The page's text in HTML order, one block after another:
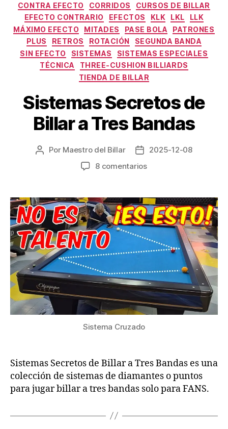
CONTRA EFECTO
CORRIDOS
CURSOS DE BILLAR
EFECTO CONTRARIO
EFECTOS KLK LKL
LLK
MÁXIMO EFECTO
MITADES PASE BOLA
PATRONES
PLUS
RETROS ROTACIÓN
SEGUNDA BANDA
SIN EFECTO
SISTEMAS
SISTEMAS ESPECIALES
TÉCNICA
THREE-CUSHION BILLIARDS
TIENDA DE BILLAR
Sistemas Secretos de
Billar a Tres Bandas
Autor
Por Maestro del Billar
Fecha2025-12-08
8 comentariosen
de
Billar
a
Bandas
Sistema Cruzado
Sistemas Secretos de Billar a Tres Bandas es una
colección de sistemas de diamantes o puntos
para jugar billar a tres bandas solo para FANS.